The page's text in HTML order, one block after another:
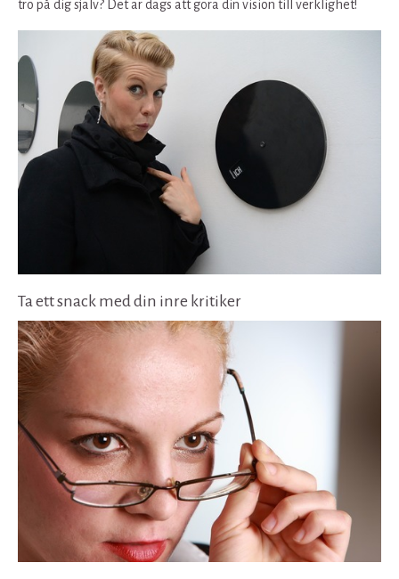
tro på dig själv? Det är dags att göra din vision till verklighet!
Ta ett snack med din inre kritiker